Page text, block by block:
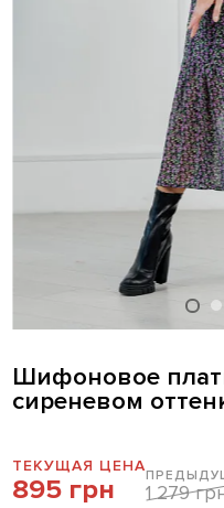
Шифоновое
сиреневом
ТЕКУЩАЯ ЦЕНА
895 грн 1 279